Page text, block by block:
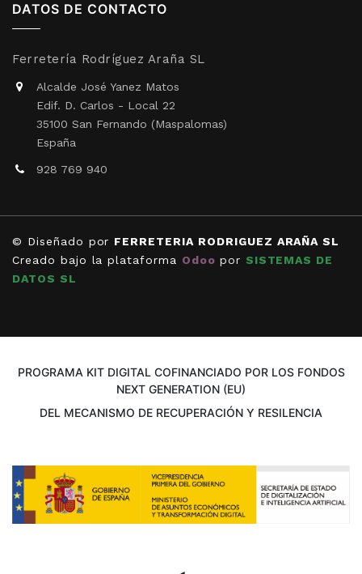
DATOS DE CONTACTO
Ferretería Rodríguez Araña SL
Alcalde José Yanez Matos
Edif. D. Carlos - Local 22
35100 San Fernando (Maspalomas)
España
928 769 940
© Diseñado por FERRETERIA RODRIGUEZ ARAÑA SL
Creado bajo la plataforma Odoo por SISTEMAS DE
DATOS SL
PROGRAMA KIT DIGITAL COFINANCIADO POR LOS FONDOS
NEXT GENERATION (EU)
DEL MECANISMO DE RECUPERACIÓN Y RESILENCIA